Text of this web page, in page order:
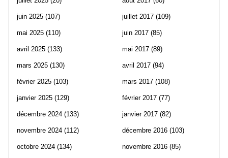
juin 2025 (107)
mai 2025 (110)
avril 2025 (133)
mars 2025 (130)
février 2025 (103)
janvier 2025 (129)
décembre 2024 (133)
novembre 2024 (112)
octobre 2024 (134)
juillet 2017 (109)
juin 2017 (85)
mai 2017 (89)
avril 2017 (94)
mars 2017 (108)
février 2017 (77)
janvier 2017 (82)
décembre 2016 (103)
novembre 2016 (85)